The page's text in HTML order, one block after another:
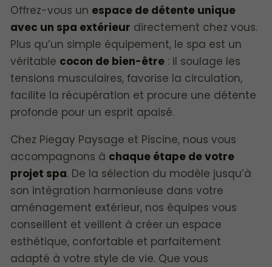
Offrez-vous un espace de détente unique
avec un spa extérieur directement chez vous.
Plus qu’un simple équipement, le spa est un
véritable cocon de bien-être : il soulage les
tensions musculaires, favorise la circulation,
facilite la récupération et procure une détente
profonde pour un esprit apaisé.
Chez Piegay Paysage et Piscine, nous vous
accompagnons à chaque étape de votre
projet spa. De la sélection du modèle jusqu’à
son intégration harmonieuse dans votre
aménagement extérieur, nos équipes vous
conseillent et veillent à créer un espace
esthétique, confortable et parfaitement
adapté à votre style de vie. Que vous